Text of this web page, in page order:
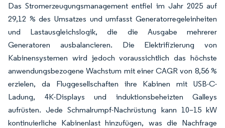
Das Stromerzeugungsmanagement entfiel im Jahr 2025 auf
29,12 % des Umsatzes und umfasst Generatorregeleinheiten
und Lastausgleichslogik, die die Ausgabe mehrerer
Generatoren ausbalancieren. Die Elektrifizierung von
Kabinensystemen wird jedoch voraussichtlich das höchste
anwendungsbezogene Wachstum mit einer CAGR von 8,56 %
erzielen, da Fluggesellschaften ihre Kabinen mit USB-C-
Ladung, 4K-Displays und induktionsbeheizten Galleys
aufrüsten. Jede Schmalrumpf-Nachrüstung kann 10–15 kW
kontinuierliche Kabinenlast hinzufügen, was die Nachfrage